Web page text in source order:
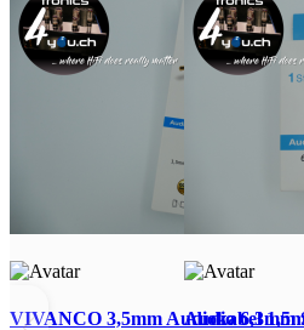
VIVANCO 3,5mm Audiokabel
Audio 6,3mm